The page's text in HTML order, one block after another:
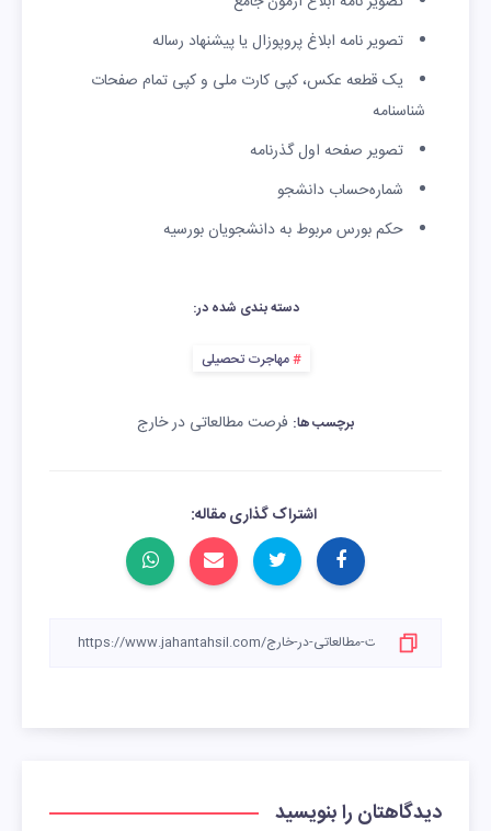
تصویر نامه ابلاغ پروپوزال یا پیشنهاد رساله
یک قطعه عکس، کپی کارت ملی و کپی تمام صفحات
شناسنامه
تصویر صفحه اول گذرنامه
شماره‌حساب دانشجو
حکم بورس مربوط به دانشجویان بورسیه
دسته بندی شده در:
مهاجرت تحصیلی
برچسب ها: فرصت مطالعاتی در خارج
اشتراک گذاری مقاله:
دیدگاهتان را بنویسید